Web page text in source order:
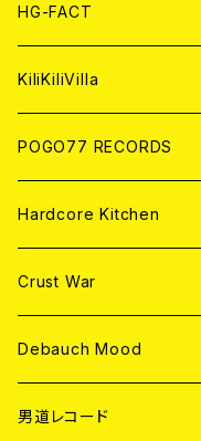
CD
ANALOG
HG-FACT
KiliKiliVilla
POGO77 RECORDS
Hardcore Kitchen
Crust War
Debauch Mood
男道レコード